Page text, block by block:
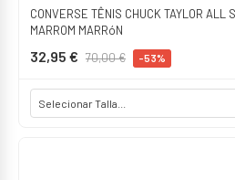
CONVERSE TÊNIS CHUCK TAYLOR ALL
MARROM MARRóN
32,95 € 70,00 € -53%